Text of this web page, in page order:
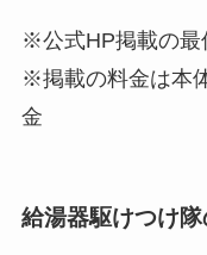
※公式HP掲載の最
※掲載の料金は本
金
給湯器駆けつけ